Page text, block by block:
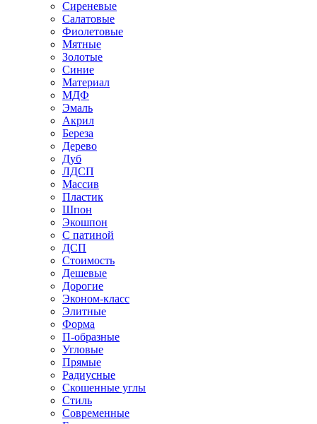
Сиреневые
Салатовые
Фиолетовые
Мятные
Золотые
Синие
Материал
МДФ
Эмаль
Акрил
Береза
Дерево
Дуб
ЛДСП
Массив
Пластик
Шпон
Экошпон
С патиной
ДСП
Стоимость
Дешевые
Дорогие
Эконом-класс
Элитные
Форма
П-образные
Угловые
Прямые
Радиусные
Скошенные углы
Стиль
Современные